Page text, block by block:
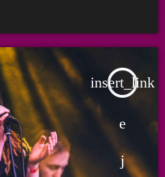
insert_link